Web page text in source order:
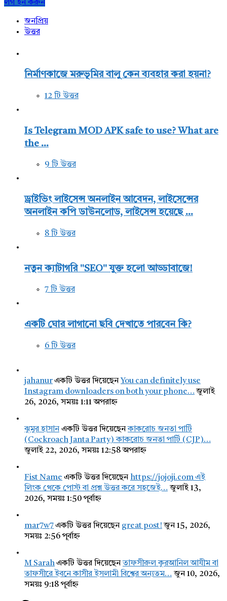
Sidebar
লগ ইন করুন
জনপ্রিয়
উত্তর
নির্মাণকাজে মরুভূমির বালু কেন ব্যবহার করা হয়না?
12 টি উত্তর
Is Telegram MOD APK safe to use? What are
the ...
9 টি উত্তর
ড্রাইভিং লাইসেন্স অনলাইন আবেদন, লাইসেন্সের
অনলাইন কপি ডাউনলোড, লাইসেন্স হয়েছে ...
8 টি উত্তর
নতুন ক্যাটাগরি "SEO" যুক্ত হলো আড্ডাবাজে!
7 টি উত্তর
একটি ঘোর লাগানো ছবি দেখাতে পারবেন কি?
6 টি উত্তর
jahanurএকটি উত্তর দিয়েছেন You can definitely use
Instagram downloaders on both your phone… জুলাই
26, 2026, সময়ঃ 1:11 অপরাহ্ন
ঝুমুর হাসানএকটি উত্তর দিয়েছেনকাকরোচ জনতা পার্টি
(Cockroach Janta Party) কাকরোচ জনতা পার্টি (CJP)…
জুলাই 22, 2026, সময়ঃ 12:58 অপরাহ্ন
Fist Name একটি উত্তর দিয়েছেন https://jojoji.com এই
লিংক থেকে পোস্ট বা প্রশ্ন উত্তর করে সহজেই… জুলাই 13,
2026, সময়ঃ 1:50 পূর্বাহ্ন
mar7w7একটি উত্তর দিয়েছেন great post! জুন 15, 2026,
সময়ঃ 2:56 পূর্বাহ্ন
M Sarahএকটি উত্তর দিয়েছেনতাফসীরুল কুরআনিল আযীম বা
তাফসীরে ইবনে কাসীর ইসলামী বিশ্বের অন্যতম… জুন 10, 2026,
সময়ঃ 9:18 পূর্বাহ্ন